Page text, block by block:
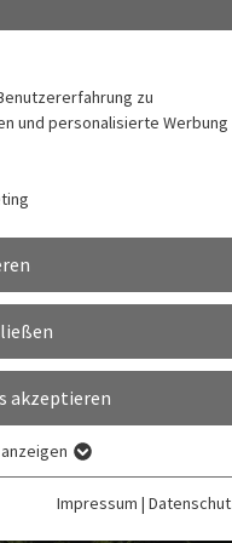
zu
und personalisierte Werbung
akzeptieren
Funktionen der Webseite
Webseite einwandfrei
Impressum |